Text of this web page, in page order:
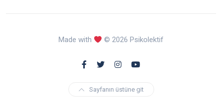
Made with © 2026 Psikolektif
Sayfanın üstüne git